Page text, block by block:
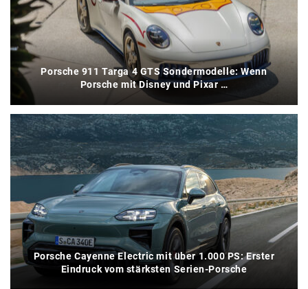
Porsche 911 Targa 4 GTS Sondermodelle: Wenn
Porsche mit Disney und Pixar …
Porsche Cayenne Electric mit über 1.000 PS: Erster
Eindruck vom stärksten Serien-Porsche